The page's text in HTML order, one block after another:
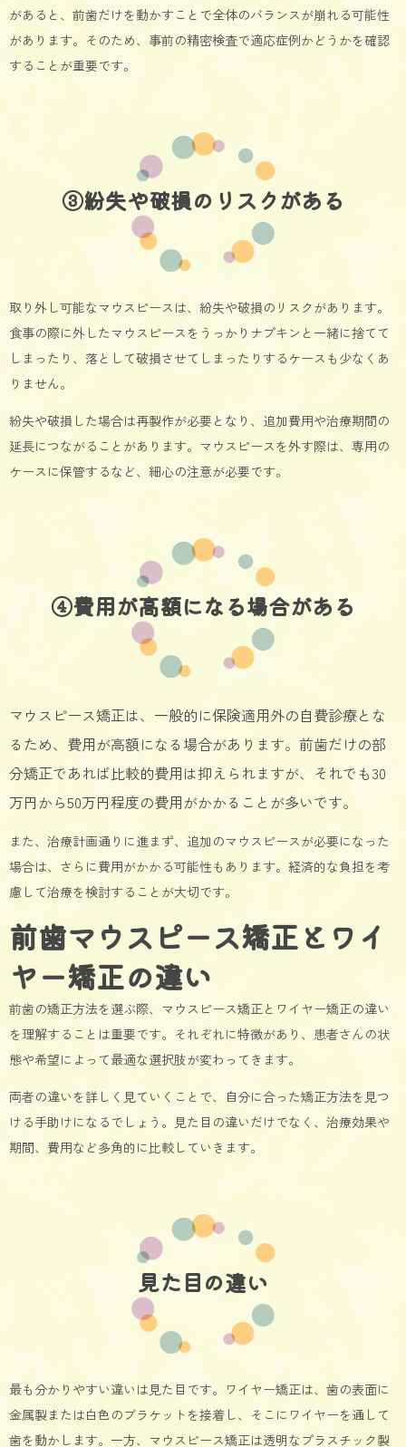
があると、前歯だけを動かすことで全体のバランスが崩れる可能性
があります。そのため、事前の精密検査で適応症例かどうかを確認
することが重要です。
③紛失や破損のリスクがある
取り外し可能なマウスピースは、紛失や破損のリスクがあります。
食事の際に外したマウスピースをうっかりナプキンと一緒に捨てて
しまったり、落として破損させてしまったりするケースも少なくあ
りません。
紛失や破損した場合は再製作が必要となり、追加費用や治療期間の
延長につながることがあります。マウスピースを外す際は、専用の
ケースに保管するなど、細心の注意が必要です。
④費用が高額になる場合がある
マウスピース矯正は、一般的に保険適用外の自費診療とな
るため、費用が高額になる場合があります。前歯だけの部
分矯正であれば比較的費用は抑えられますが、それでも30
万円から50万円程度の費用がかかることが多いです。
また、治療計画通りに進まず、追加のマウスピースが必要になった
場合は、さらに費用がかかる可能性もあります。経済的な負担を考
慮して治療を検討することが大切です。
前歯マウスピース矯正とワイ
ヤー矯正の違い
前歯の矯正方法を選ぶ際、マウスピース矯正とワイヤー矯正の違い
を理解することは重要です。それぞれに特徴があり、患者さんの状
態や希望によって最適な選択肢が変わってきます。
両者の違いを詳しく見ていくことで、自分に合った矯正方法を見つ
ける手助けになるでしょう。見た目の違いだけでなく、治療効果や
期間、費用など多角的に比較していきます。
見た目の違い
最も分かりやすい違いは見た目です。ワイヤー矯正は、歯の表面に
金属製または白色のブラケットを接着し、そこにワイヤーを通して
歯を動かします。一方、マウスピース矯正は透明なプラスチック製